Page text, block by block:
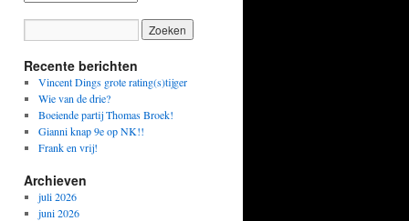
Recente berichten
Vincent Dings grote rating(s)tijger
Wie van de drie?
Boeiende partij Thomas Broek!
Gianni knap 9e op NK!!
Frank en vrij!
Archieven
juli 2026
juni 2026